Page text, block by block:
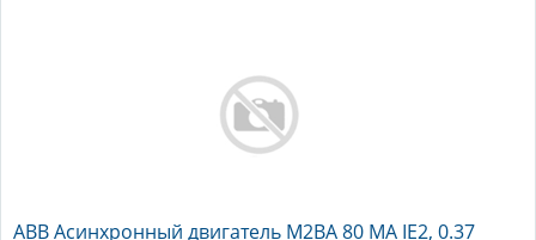
ABB Асинхронный двигатель M2BA 80 MA IE2, 0.37